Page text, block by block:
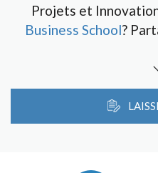
Projets et
Business School?